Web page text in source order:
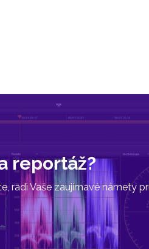
reportáž?
radi Vaše zaujímavé námety